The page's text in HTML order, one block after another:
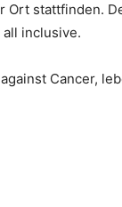
Ort stattfinden.
inclusive.
Cancer,